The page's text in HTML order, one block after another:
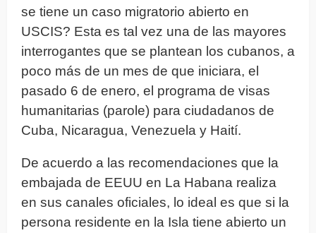
se tiene un caso migratorio abierto en
USCIS? Esta es tal vez una de las mayores
interrogantes que se plantean los cubanos, a
poco más de un mes de que iniciara, el
pasado 6 de enero, el programa de visas
humanitarias (parole) para ciudadanos de
Cuba, Nicaragua, Venezuela y Haití.
De acuerdo a las recomendaciones que la
embajada de EEUU en La Habana realiza
en sus canales oficiales, lo ideal es que si la
persona residente en la Isla tiene abierto un